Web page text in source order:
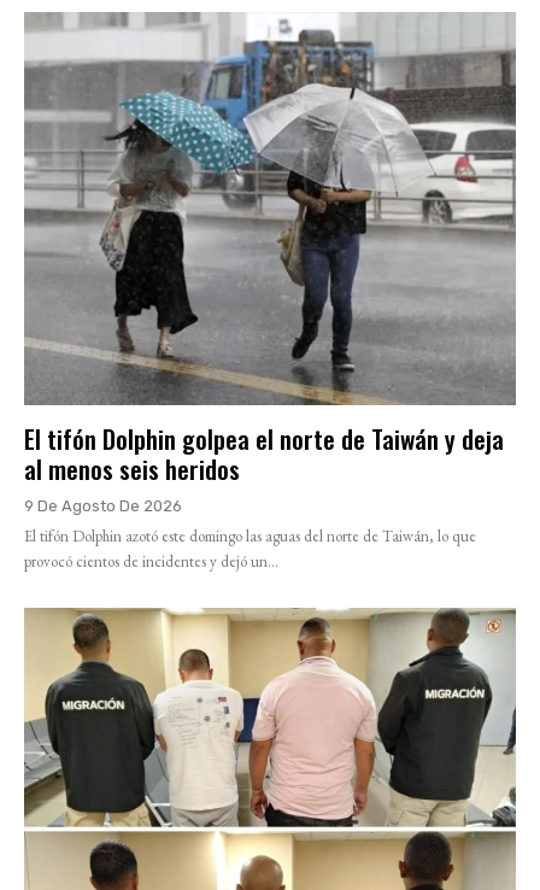
El tifón Dolphin golpea el norte de Taiwán y deja
al menos seis heridos
9 De Agosto De 2026
El tifón Dolphin azotó este domingo las aguas del norte de Taiwán, lo que
provocó cientos de incidentes y dejó un...